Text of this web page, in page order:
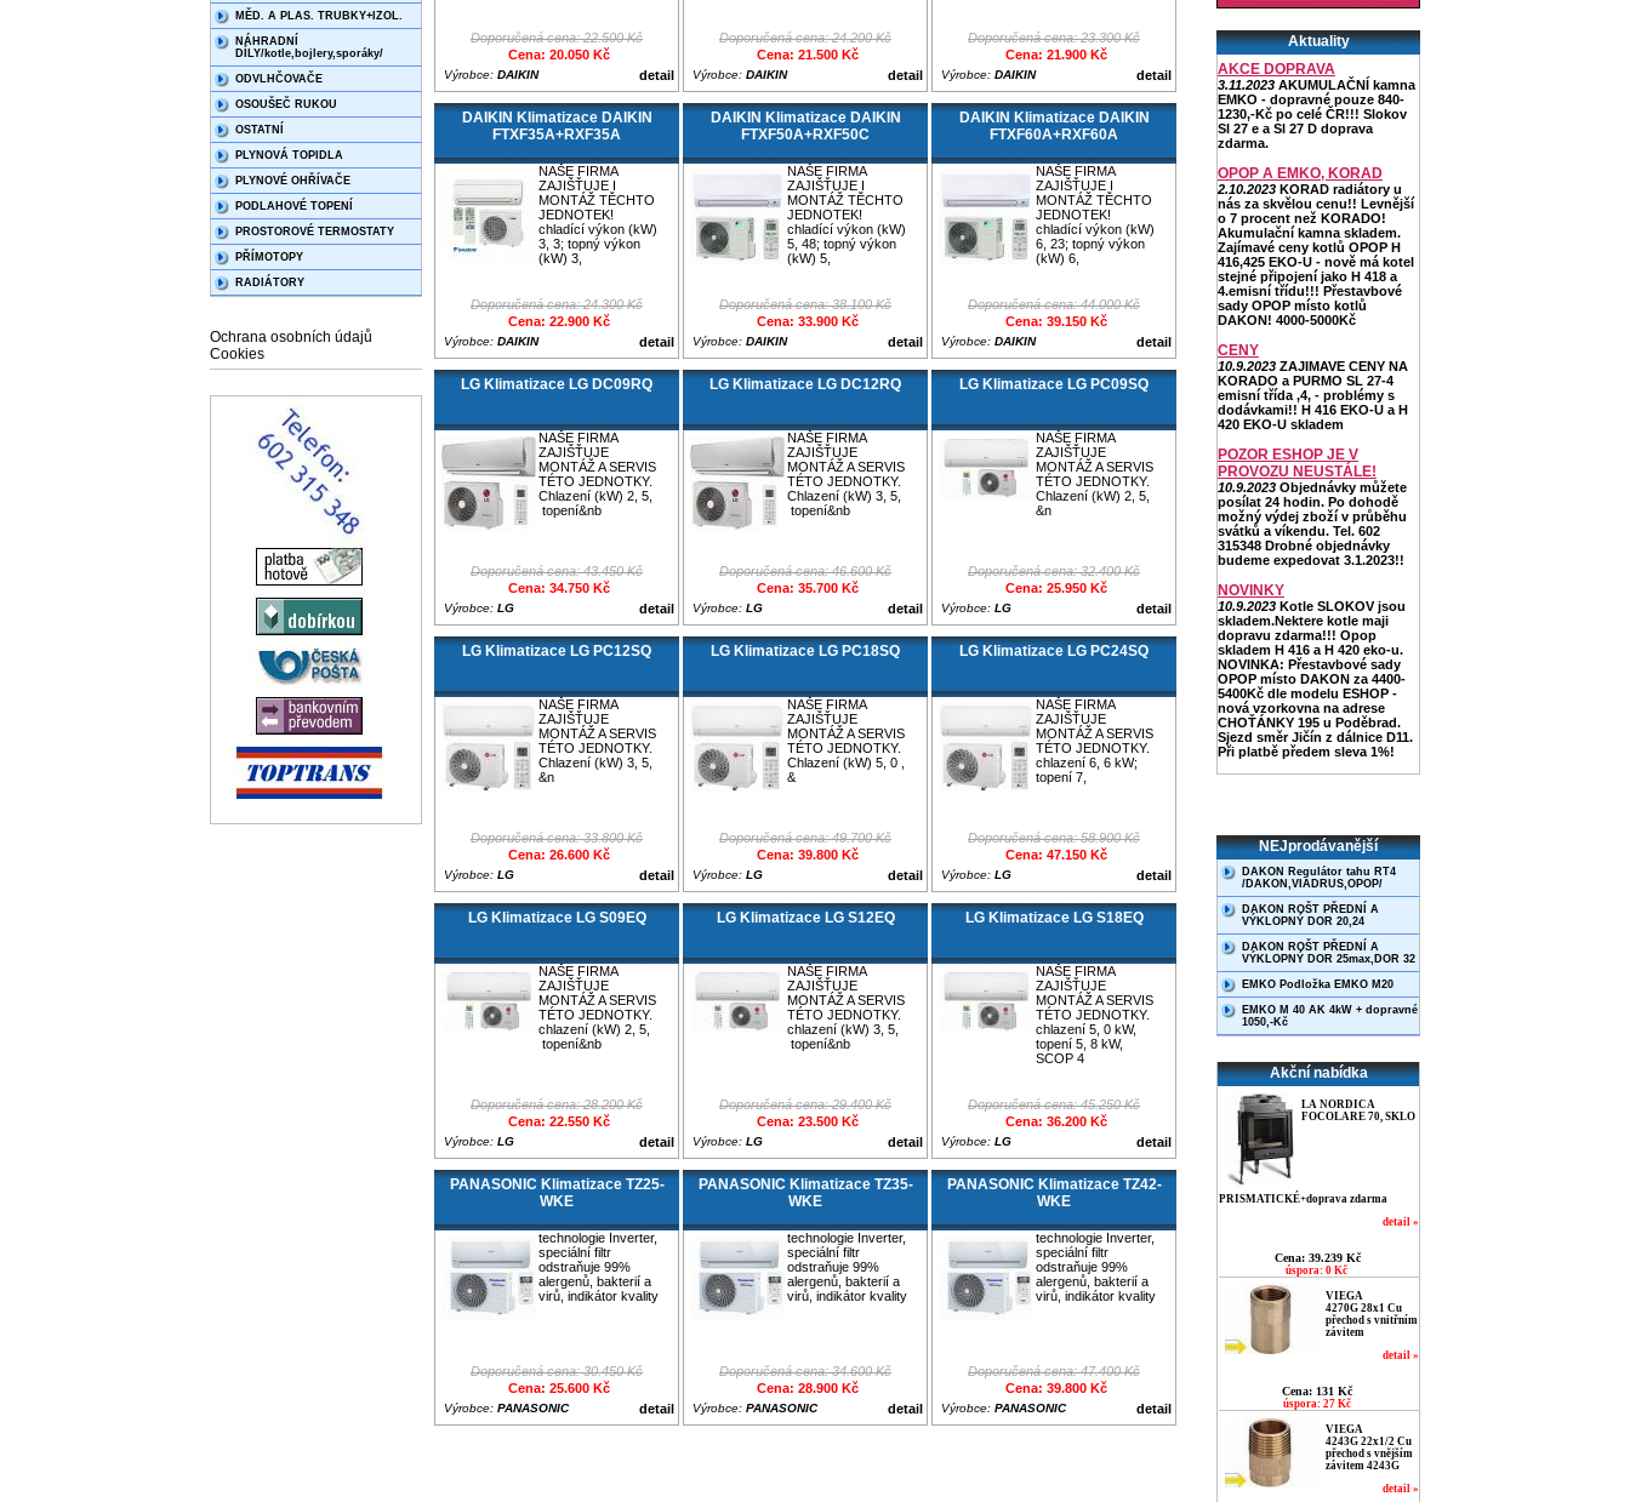
MĚD. A PLAS. TRUBKY+IZOL.
NÁHRADNÍ
DÍLY/kotle,bojlery,sporáky/
ODVLHČOVAČE
OSOUŠEČ RUKOU
OSTATNÍ
PLYNOVÁ TOPIDLA
PLYNOVÉ OHŘÍVAČE
PODLAHOVÉ TOPENÍ
PROSTOROVÉ TERMOSTATY
PŘÍMOTOPY
RADIÁTORY
Ochrana osobních údajů
Cookies
Doporučená cena: 22.500 Kč
Cena: 20.050 Kč
detail
Výrobce: DAIKIN
Doporučená cena: 24.200 Kč
Cena: 21.500 Kč
detail
Výrobce: DAIKIN
Doporučená cena: 23.300 Kč
Cena: 21.900 Kč
detail
Výrobce: DAIKIN
DAIKIN Klimatizace DAIKIN
FTXF35A+RXF35A
NAŠE FIRMA
ZAJIŠŤUJE I
MONTÁŽ TĚCHTO
JEDNOTEK!
chladící výkon (kW)
3, 3; topný výkon
(kW) 3,
Doporučená cena: 24.300 Kč
Cena: 22.900 Kč
detail
Výrobce: DAIKIN
DAIKIN Klimatizace DAIKIN
FTXF50A+RXF50C
NAŠE FIRMA
ZAJIŠŤUJE I
MONTÁŽ TĚCHTO
JEDNOTEK!
chladící výkon (kW)
5, 48; topný výkon
(kW) 5,
Doporučená cena: 38.100 Kč
Cena: 33.900 Kč
detail
Výrobce: DAIKIN
DAIKIN Klimatizace DAIKIN
FTXF60A+RXF60A
NAŠE FIRMA
ZAJIŠŤUJE I
MONTÁŽ TĚCHTO
JEDNOTEK!
chladící výkon (kW)
6, 23; topný výkon
(kW) 6,
Doporučená cena: 44.000 Kč
Cena: 39.150 Kč
detail
Výrobce: DAIKIN
LG Klimatizace LG DC09RQ
NAŠE FIRMA
ZAJIŠŤUJE
MONTÁŽ A SERVIS
TÉTO JEDNOTKY.
Chlazení (kW) 2, 5,
topení&nb
Doporučená cena: 43.450 Kč
Cena: 34.750 Kč
detail
Výrobce: LG
LG Klimatizace LG DC12RQ
NAŠE FIRMA
ZAJIŠŤUJE
MONTÁŽ A SERVIS
TÉTO JEDNOTKY.
Chlazení (kW) 3, 5,
topení&nb
Doporučená cena: 46.600 Kč
Cena: 35.700 Kč
detail
Výrobce: LG
LG Klimatizace LG PC09SQ
NAŠE FIRMA
ZAJIŠŤUJE
MONTÁŽ A SERVIS
TÉTO JEDNOTKY.
Chlazení (kW) 2, 5,
&n
Doporučená cena: 32.400 Kč
Cena: 25.950 Kč
detail
Výrobce: LG
LG Klimatizace LG PC12SQ
NAŠE FIRMA
ZAJIŠŤUJE
MONTÁŽ A SERVIS
TÉTO JEDNOTKY.
Chlazení (kW) 3, 5,
&n
Doporučená cena: 33.800 Kč
Cena: 26.600 Kč
detail
Výrobce: LG
LG Klimatizace LG PC18SQ
NAŠE FIRMA
ZAJIŠŤUJE
MONTÁŽ A SERVIS
TÉTO JEDNOTKY.
Chlazení (kW) 5, 0 ,
&
Doporučená cena: 49.700 Kč
Cena: 39.800 Kč
detail
Výrobce: LG
LG Klimatizace LG PC24SQ
NAŠE FIRMA
ZAJIŠŤUJE
MONTÁŽ A SERVIS
TÉTO JEDNOTKY.
chlazení 6, 6 kW;
topení 7,
Doporučená cena: 58.900 Kč
Cena: 47.150 Kč
detail
Výrobce: LG
LG Klimatizace LG S09EQ
NAŠE FIRMA
ZAJIŠŤUJE
MONTÁŽ A SERVIS
TÉTO JEDNOTKY.
chlazení (kW) 2, 5,
topení&nb
Doporučená cena: 28.200 Kč
Cena: 22.550 Kč
detail
Výrobce: LG
LG Klimatizace LG S12EQ
NAŠE FIRMA
ZAJIŠŤUJE
MONTÁŽ A SERVIS
TÉTO JEDNOTKY.
chlazení (kW) 3, 5,
topení&nb
Doporučená cena: 29.400 Kč
Cena: 23.500 Kč
detail
Výrobce: LG
LG Klimatizace LG S18EQ
NAŠE FIRMA
ZAJIŠŤUJE
MONTÁŽ A SERVIS
TÉTO JEDNOTKY.
chlazení 5, 0 kW,
topení 5, 8 kW,
SCOP 4
Doporučená cena: 45.250 Kč
Cena: 36.200 Kč
detail
Výrobce: LG
PANASONIC Klimatizace TZ25-
WKE
technologie Inverter,
speciální filtr
odstraňuje 99%
alergenů, bakterií a
virů, indikátor kvality
Doporučená cena: 30.450 Kč
Cena: 25.600 Kč
detail
Výrobce: PANASONIC
PANASONIC Klimatizace TZ35-
WKE
technologie Inverter,
speciální filtr
odstraňuje 99%
alergenů, bakterií a
virů, indikátor kvality
Doporučená cena: 34.600 Kč
Cena: 28.900 Kč
detail
Výrobce: PANASONIC
PANASONIC Klimatizace TZ42-
WKE
technologie Inverter,
speciální filtr
odstraňuje 99%
alergenů, bakterií a
virů, indikátor kvality
Doporučená cena: 47.400 Kč
Cena: 39.800 Kč
detail
Výrobce: PANASONIC
Aktuality
AKCE DOPRAVA
3.11.2023 AKUMULAČNÍ kamna
EMKO - dopravné pouze 840-
1230,-Kč po celé ČR!!! Slokov
Sl 27 e a Sl 27 D doprava
zdarma.
OPOP A EMKO, KORAD
2.10.2023 KORAD radiátory u
nás za skvělou cenu!! Levnější
o 7 procent než KORADO!
Akumulační kamna skladem.
Zajímavé ceny kotlů OPOP H
416,425 EKO-U - nově má kotel
stejné připojení jako H 418 a
4.emisní třídu!!! Přestavbové
sady OPOP místo kotlů
DAKON! 4000-5000Kč
CENY
10.9.2023 ZAJIMAVE CENY NA
KORADO a PURMO SL 27-4
emisní třída ,4, - problémy s
dodávkami!! H 416 EKO-U a H
420 EKO-U skladem
POZOR ESHOP JE V
PROVOZU NEUSTÁLE!
10.9.2023 Objednávky můžete
posílat 24 hodin. Po dohodě
možný výdej zboží v průběhu
svátků a víkendu. Tel. 602
315348 Drobné objednávky
budeme expedovat 3.1.2023!!
NOVINKY
10.9.2023 Kotle SLOKOV jsou
skladem.Nektere kotle maji
dopravu zdarma!!! Opop
skladem H 416 a H 420 eko-u.
NOVINKA: Přestavbové sady
OPOP místo DAKON za 4400-
5400Kč dle modelu ESHOP -
nová vzorkovna na adrese
CHOŤÁNKY 195 u Poděbrad.
Sjezd směr Jičín z dálnice D11.
Při platbě předem sleva 1%!
NEJprodávanější
DAKON Regulátor tahu RT4
/DAKON,VIADRUS,OPOP/
DAKON ROŠT PŘEDNÍ A
VÝKLOPNÝ DOR 20,24
DAKON ROŠT PŘEDNÍ A
VÝKLOPNÝ DOR 25max,DOR 32
EMKO Podložka EMKO M20
EMKO M 40 AK 4kW + dopravné
1050,-Kč
Akční nabídka
LA NORDICA
FOCOLARE 70, SKLO
PRISMATICKÉ+doprava zdarma
detail »
Cena: 39.239 Kč
úspora: 0 Kč
VIEGA
4270G 28x1 Cu
přechod s vnitřním
závitem
detail »
Cena: 131 Kč
úspora: 27 Kč
VIEGA
4243G 22x1/2 Cu
přechod s vnějším
závitem 4243G
detail »